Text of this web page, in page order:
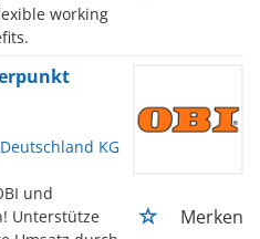
working
KG
und
Unterstütze
Merken